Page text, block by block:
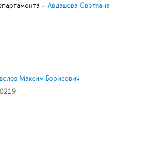
– Авдашева Светлана
Максим Борисович